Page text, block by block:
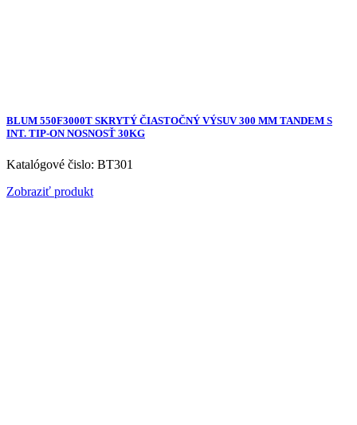
BLUM 550F3000T SKRYTÝ ČIASTOČNÝ VÝSUV 300 MM TANDEM S
INT. TIP-ON NOSNOSŤ 30KG
Katalógové čislo: BT301
Zobraziť produkt